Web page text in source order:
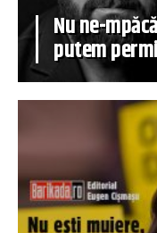
Nu ne-
putem